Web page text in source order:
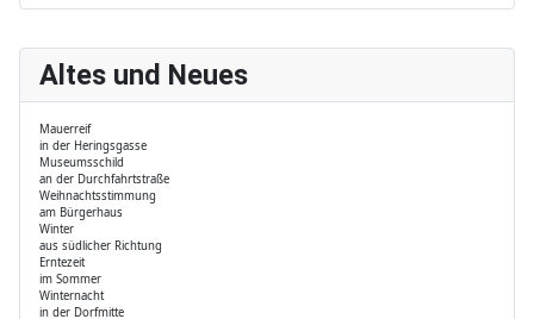
Altes und Neues
Mauerreif
in der Heringsgasse
Museumsschild
an der Durchfahrtstraße
Weihnachtsstimmung
am Bürgerhaus
Winter
aus südlicher Richtung
Erntezeit
im Sommer
Winternacht
in der Dorfmitte